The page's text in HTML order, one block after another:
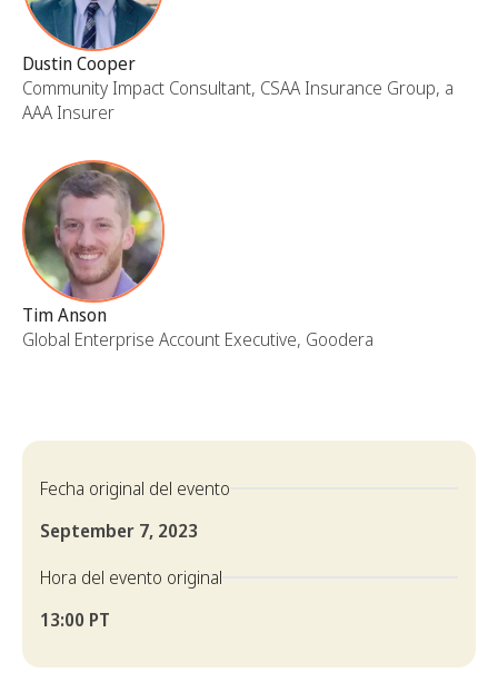
Dustin Cooper
Community Impact Consultant, CSAA Insurance Group, a
AAA Insurer
Tim Anson
Global Enterprise Account Executive, Goodera
Fecha original del evento
September 7, 2023
Hora del evento original
13:00 PT